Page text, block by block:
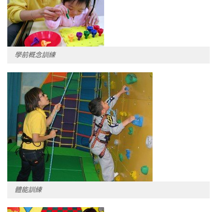
學前概念訓練
體能訓練